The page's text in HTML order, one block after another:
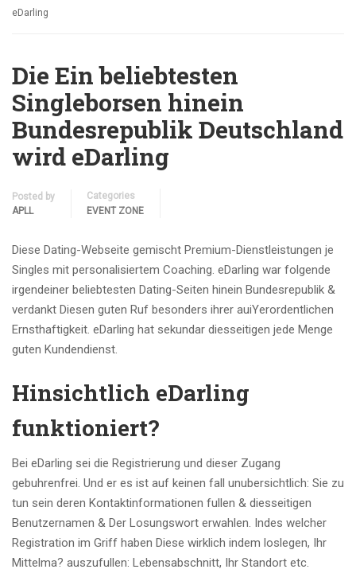
eDarling
Die Ein beliebtesten
Singleborsen hinein
Bundesrepublik Deutschland
wird eDarling
Posted by
APLL
Categories
EVENT ZONE
Diese Dating-Webseite gemischt Premium-Dienstleistungen je
Singles mit personalisiertem Coaching. eDarling war folgende
irgendeiner beliebtesten Dating-Seiten hinein Bundesrepublik &
verdankt Diesen guten Ruf besonders ihrer auiYerordentlichen
Ernsthaftigkeit. eDarling hat sekundar diesseitigen jede Menge
guten Kundendienst.
Hinsichtlich eDarling
funktioniert?
Bei eDarling sei die Registrierung und dieser Zugang
gebuhrenfrei. Und er es ist auf keinen fall unubersichtlich: Sie zu
tun sein deren Kontaktinformationen fullen & diesseitigen
Benutzernamen & Der Losungswort erwahlen. Indes welcher
Registration im Griff haben Diese wirklich indem loslegen, Ihr
Mittelma? auszufullen: Lebensabschnitt, Ihr Standort etc.